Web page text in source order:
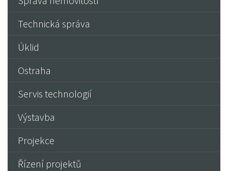
Technická správa
Úklid
Ostraha
Servis technologií
Výstavba
Projekce
Řízení projektů